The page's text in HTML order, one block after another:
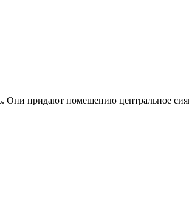
придают помещению центральное